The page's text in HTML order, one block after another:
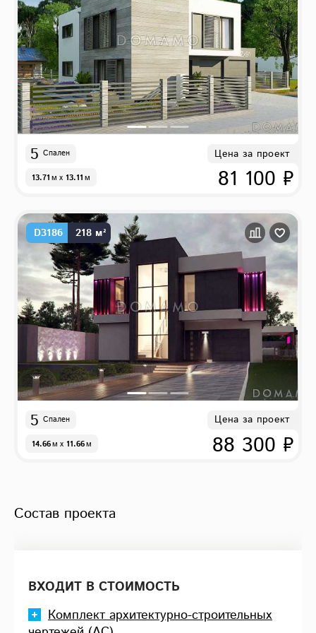
5 Спален
13.71м x 13.11м
Цена за проект
81 100 ₽
D3186 218 м²
5 Спален
14.66м x 11.66м
Цена за проект
88 300 ₽
Состав проекта
ВХОДИТ В СТОИМОСТЬ
Комплект архитектурно-строительных